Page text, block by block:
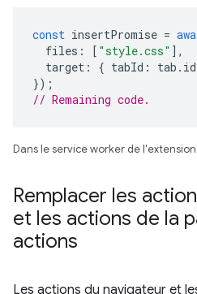
const insertPromise =
files : [ "style.css" ],
target : { tabId : tab . id
});
// Remaining code.
Dans le service worker de l'extension.
Remplacer les
et les actions de la
actions
Les actions du navigateur et